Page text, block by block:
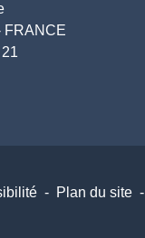
FRANCE
- Plan du site -